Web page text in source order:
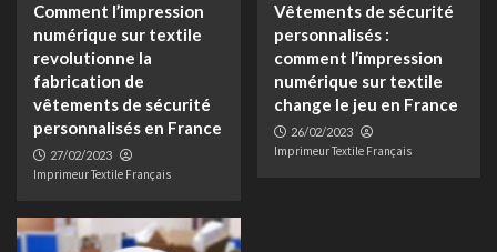
Comment l’impression
numérique sur textile
revolutionne la
fabrication de
vêtements de sécurité
personnalisés en France
27/02/2023
Imprimeur Textile Français
Vêtements de sécurité
personnalisés :
comment l’impression
numérique sur textile
change le jeu en France
26/02/2023
Imprimeur Textile Français